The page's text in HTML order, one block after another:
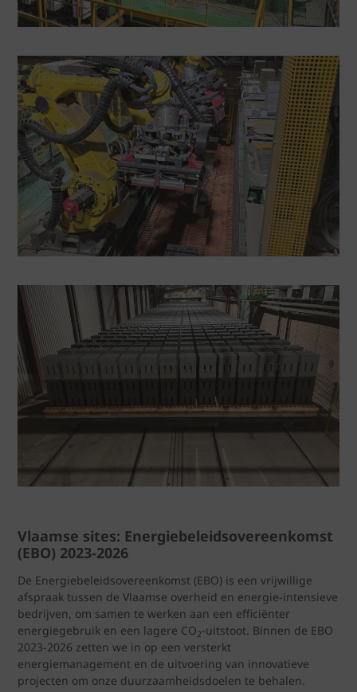
Vlaamse sites: Energiebeleidsovereenkomst
(EBO) 2023-2026
De Energiebeleidsovereenkomst (EBO) is een vrijwillige
afspraak tussen de Vlaamse overheid en energie-intensieve
bedrijven, om samen te werken aan een efficiënter
energiegebruik en een lagere CO2-uitstoot. Binnen de EBO
2023-2026 zetten we in op een versterkt
energiemanagement en de uitvoering van innovatieve
projecten om onze duurzaamheidsdoelen te behalen.